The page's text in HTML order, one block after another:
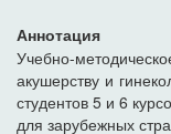
Аннотация
Учебно-
акушерству и
студентов 5 и 6
для зарубежных